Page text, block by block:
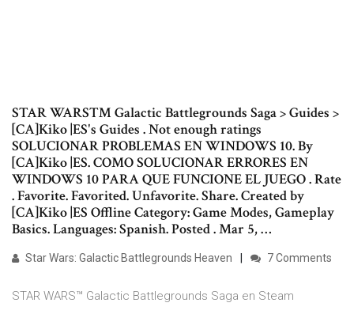
STAR WARS™ Galactic Battlegrounds Saga > Guides >
[CA]Kiko |ES's Guides . Not enough ratings
SOLUCIONAR PROBLEMAS EN WINDOWS 10. By
[CA]Kiko |ES. COMO SOLUCIONAR ERRORES EN
WINDOWS 10 PARA QUE FUNCIONE EL JUEGO . Rate
. Favorite. Favorited. Unfavorite. Share. Created by
[CA]Kiko |ES Offline Category: Game Modes, Gameplay
Basics. Languages: Spanish. Posted . Mar 5, …
Star Wars: Galactic Battlegrounds Heaven 7 Comments
STAR WARS™ Galactic Battlegrounds Saga en Steam